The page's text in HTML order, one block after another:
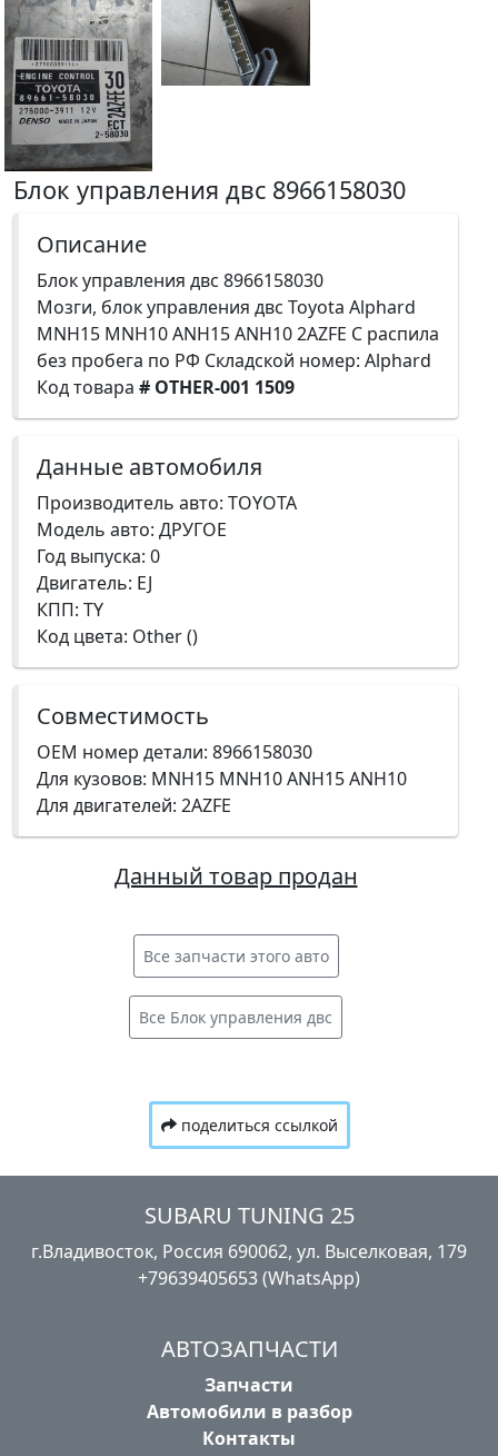
Блок управления двс 8966158030
Описание
Блок управления двс 8966158030
Мозги, блок управления двс Toyota Alphard
MNH15 MNH10 ANH15 ANH10 2AZFE С распила
без пробега по РФ Складской номер: Alphard
Код товара # OTHER-001 1509
Данные автомобиля
Производитель авто: TOYOTA
Модель авто: ДРУГОЕ
Год выпуска: 0
Двигатель: EJ
КПП: TY
Код цвета: Other ()
Совместимость
OEM номер детали: 8966158030
Для кузовов: MNH15 MNH10 ANH15 ANH10
Для двигателей: 2AZFE
Данный товар продан
Все запчасти этого авто
Все Блок управления двс
поделиться ссылкой
SUBARU TUNING 25
г.Владивосток, Россия​ ‎690062, ул. Выселковая, 179
+79639405653 (WhatsApp)
АВТОЗАПЧАСТИ
Запчасти
Автомобили в разбор
Контакты